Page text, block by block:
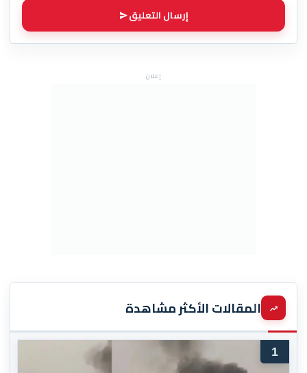
إرسال التعليق
إعلان
المقالات الأكثر مشاهدة
1